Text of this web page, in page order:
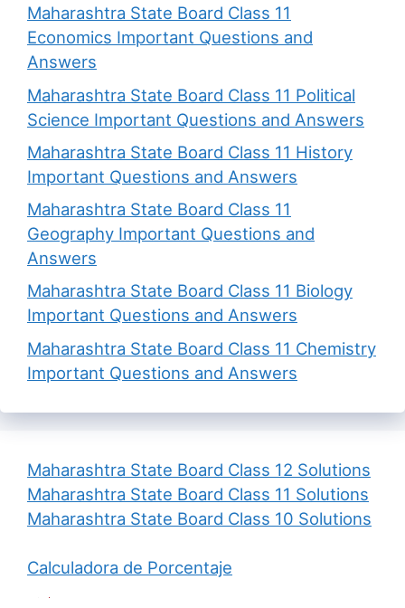
Maharashtra State Board Class 11
Economics Important Questions and
Answers
Maharashtra State Board Class 11 Political
Science Important Questions and Answers
Maharashtra State Board Class 11 History
Important Questions and Answers
Maharashtra State Board Class 11
Geography Important Questions and
Answers
Maharashtra State Board Class 11 Biology
Important Questions and Answers
Maharashtra State Board Class 11 Chemistry
Important Questions and Answers
Maharashtra State Board Class 12 Solutions
Maharashtra State Board Class 11 Solutions
Maharashtra State Board Class 10 Solutions
Calculadora de Porcentaje